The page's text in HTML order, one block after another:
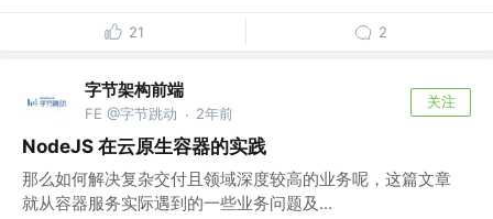
21 2
字节架构前端
FE @字节跳动 · 2年前
关注
NodeJS 在云原生容器的实践
那么如何解决复杂交付且领域深度较高的业务呢，这篇文章
就从容器服务实际遇到的一些业务问题及...